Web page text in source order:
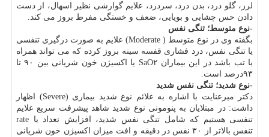
لرز، گلو درد، بدن درد، سردرد، علایم گوارشی نظیر اسهال، از دست
دادن حس چشایی و بویایی، ضعف و خستگی مفرط بروز می کند.
-نوع متوسط؛ تنگی نفس
بگفته وی در نوع متوسط ( Moderate) علایم به صورت درگیری تنفسی
یا تنگی نفس، درد فشاری قفسه سینه بروز کرده که می تواند همراه
با تب باشد در این بیماران SaO۲ یا اکسیژن خون شریانی بین ۹۰ تا
۹۳درصد است.
-نوع شدید؛ تنگی نفس شدید
دکتر میرعنایت با اشاره به علائم نوع شدید بیماری (Severe) اظهار
داشت: در مبتلایان به پنومونی نوع شدید شاهد پیشرفت سریع علایم
تنفسی هستیم که شامل تنگی نفس شدید، افزایش تعداد یا rate
تنفس بالاتر از ۳۰ نفس در دقیقه و افت میزان اکسیژن خون شریانی